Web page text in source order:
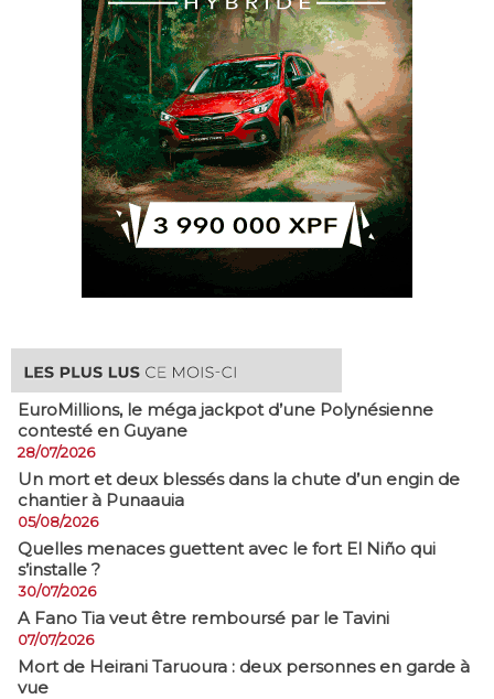
EuroMillions, ​le méga jackpot d’une Polynésienne
contesté en Guyane
28/07/2026
​Un mort et deux blessés dans la chute d’un engin de
chantier à Punaauia
05/08/2026
Quelles menaces guettent avec le fort El Niño qui
s’installe ?
30/07/2026
A Fano Tia veut être remboursé par le Tavini
07/07/2026
Mort de Heirani Taruoura : deux personnes en garde à
vue